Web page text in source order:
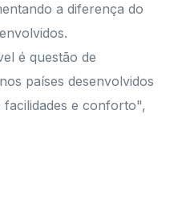
a diferença do
é questão de
países desenvolvidos
e conforto",